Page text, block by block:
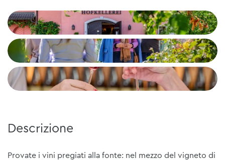
Descrizione
Provate i vini pregiati alla fonte: nel mezzo del vigneto di